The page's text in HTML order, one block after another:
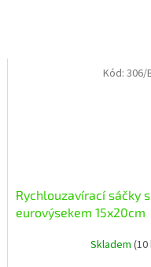
Rychlouzavírací sáčky s
eurovýsekem 15x20cm
Skladem(10
Kód:306/